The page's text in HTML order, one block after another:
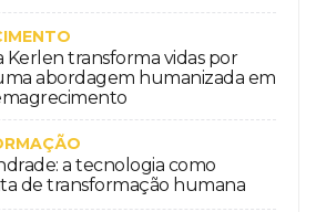
Kerlen transforma vidas por
abordagem humanizada em
a tecnologia como
de transformação humana